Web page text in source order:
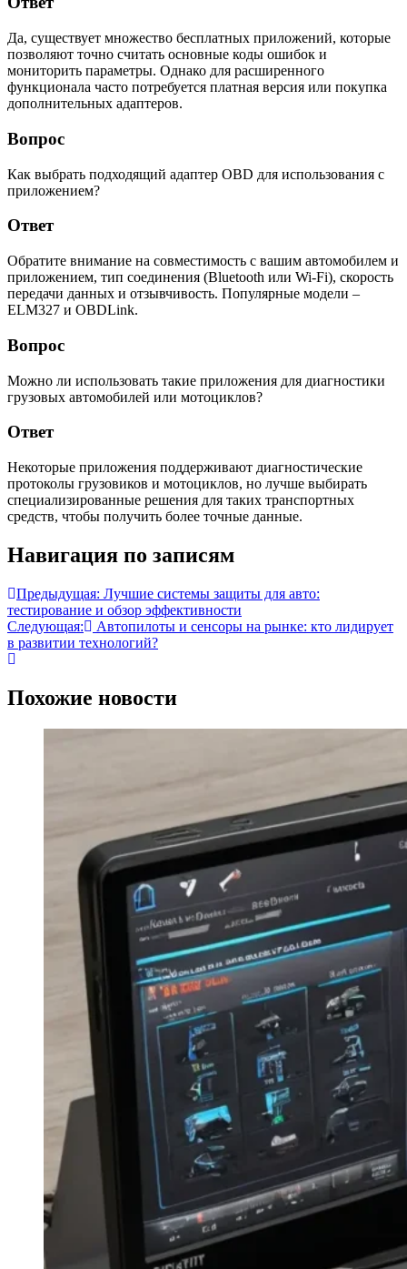
Да, существует множество бесплатных приложений, которые
позволяют точно считать основные коды ошибок и
мониторить параметры. Однако для расширенного
функционала часто потребуется платная версия или покупка
дополнительных адаптеров.
Вопрос
Как выбрать подходящий адаптер OBD для использования с
приложением?
Ответ
Обратите внимание на совместимость с вашим автомобилем и
приложением, тип соединения (Bluetooth или Wi-Fi), скорость
передачи данных и отзывчивость. Популярные модели –
ELM327 и OBDLink.
Вопрос
Можно ли использовать такие приложения для диагностики
грузовых автомобилей или мотоциклов?
Ответ
Некоторые приложения поддерживают диагностические
протоколы грузовиков и мотоциклов, но лучше выбирать
специализированные решения для таких транспортных
средств, чтобы получить более точные данные.
Навигация по записям
Предыдущая: Лучшие системы защиты для авто:
тестирование и обзор эффективности
Следующая:
Автопилоты и сенсоры на рынке: кто лидирует
в развитии технологий?
Похожие новости